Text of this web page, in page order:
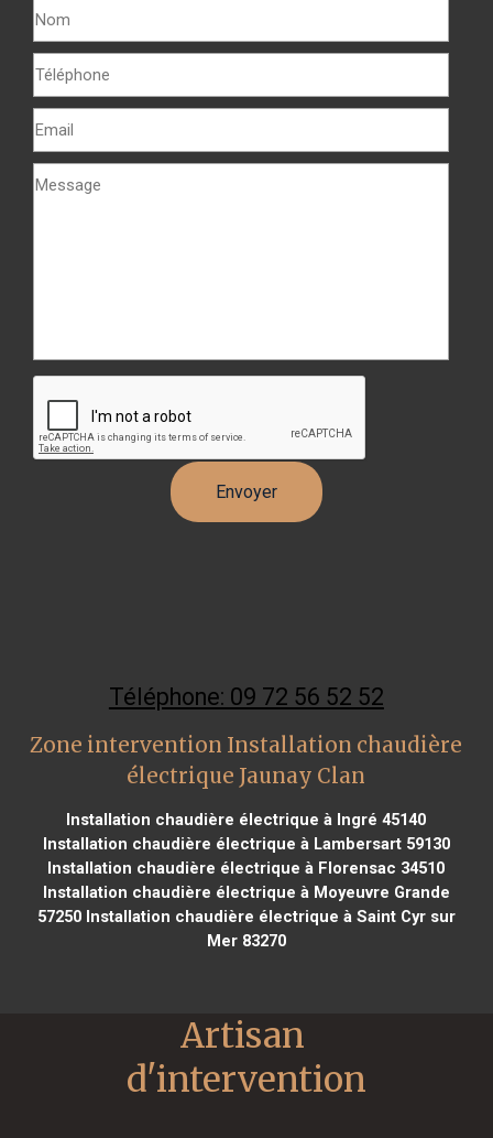
Téléphone: 09 72 56 52 52
Zone intervention Installation chaudière
électrique Jaunay Clan
Installation chaudière électrique à Ingré 45140
Installation chaudière électrique à Lambersart 59130
Installation chaudière électrique à Florensac 34510
Installation chaudière électrique à Moyeuvre Grande
57250Installation chaudière électrique à Saint Cyr sur
Mer 83270
Artisan
d'intervention